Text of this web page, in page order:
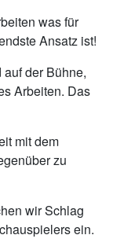
was für
Ansatz ist!
der Bühne,
Arbeiten. Das
mit dem
zu
wir Schlag
ein.